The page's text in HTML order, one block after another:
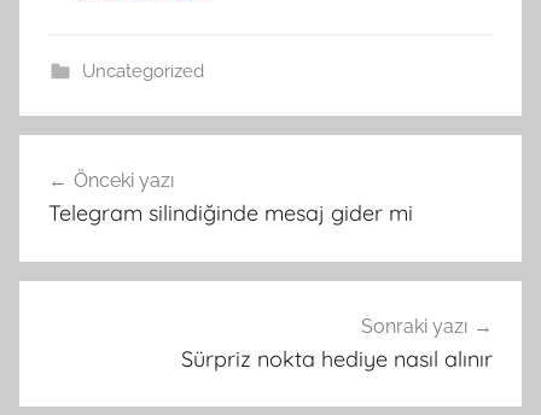
Uncategorized
gezinmesi
Önceki yazı
Telegram silindiğinde mesaj gider mi
Sonraki yazı
Sürpriz nokta hediye nasıl alınır